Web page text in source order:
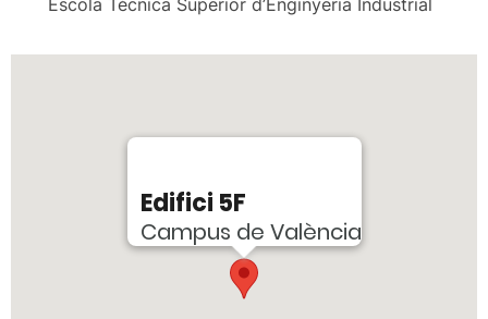
Edifici 5F
Campus de València